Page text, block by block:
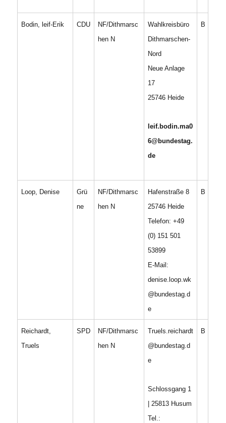
Bodin, leif-Erik CDU
NF/Dithmarsc
hen N
Wahlkreisbüro
Dithmarschen-
Nord
Neue Anlage
17
25746 Heide
leif.bodin.ma0
6@bundestag.
de
B
Loop, Denise
Grü
ne
NF/Dithmarsc
hen N
Hafenstraße 8
25746 Heide
Telefon: +49
(0) 151 501
53899
E-Mail:
denise.loop.wk
@bundestag.d
e
B
Reichardt,
Truels
SPD
NF/Dithmarsc
hen N
Truels.reichardt
@bundestag.d
e
Schlossgang 1
| 25813 Husum
Tel.:
B